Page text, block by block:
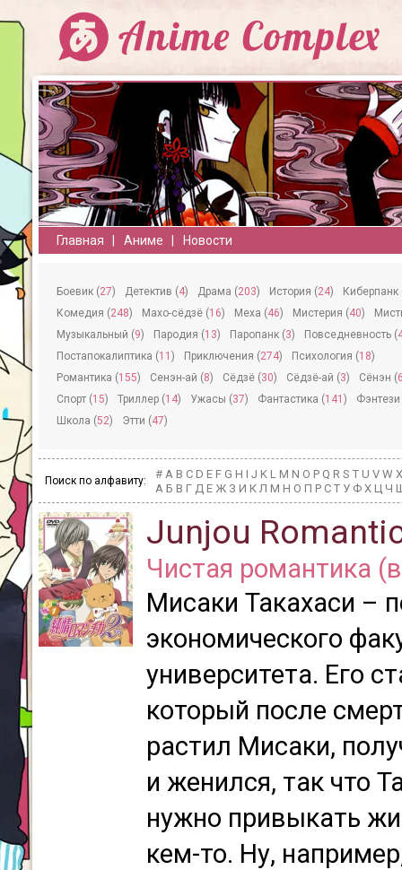
Главная Аниме Новости
Боевик (27) Детектив (4) Драма (203) История (24)
Киберпанк
Комедия (248) Махо-сёдзё (16) Меха (46) Мистерия (40)
Музыкальный (9) Пародия (13) Паропанк (3) Повседневность (
Постапокалиптика (11 ) Приключения (274) Психология (18)
Романтика (155) Сeнэн-ай (8) Сёдзё (30) Сёдзё-ай (3) Сёнэн (
Спорт (15) Триллер (14) Ужасы (37) Фантастика (141 )
Фэнтези
Школа (52) Этти (47)
Поиск по алфавиту: # A B C D E F G H I J K L M N O P Q R S T U V W X
А Б В Г Д Е Ж З И К Л М Н О П Р С Т У Ф Х Ц Ч
Junjou
Чистая романтика
Мисаки Такахаси –
экономического
университета. Его
который после
растил Мисаки,
и женился, так что
нужно привыкать
кем-то. Ну,